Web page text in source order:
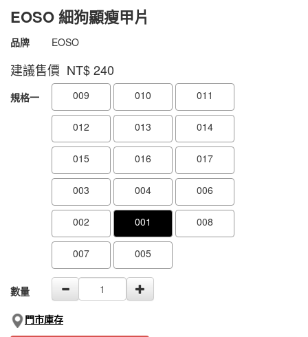
EOSO 細狗顯瘦甲片
商品代號 4711075572601
4711075572601
品牌 EOSO
建議售價 NT$240
GOODS000000000000001857264
規格一 009 010 011
012 013 014
015 016 017
003 004 006
002 001 008
007 005
數量
門市庫存